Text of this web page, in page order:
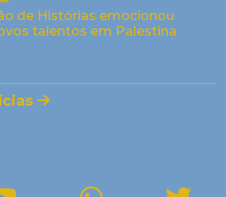
de Histórias emocionou
talentos em Palestina